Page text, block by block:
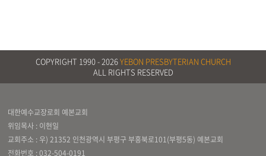
COPYRIGHT 1990 -2026YEBON PRESBYTERIAN CHURCH
ALL RIGHTS RESERVED
대한예수교장로회 예본교회
위임목사 : 이현일
교회주소 : 우) 21352 인천광역시 부평구 부흥북로101(부평5동) 예본교회
전화번호 :032-504-0191